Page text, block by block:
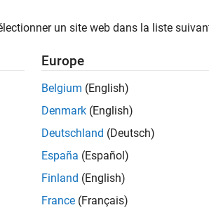
Les descriptions de poste n’ont pas
opportunités de votre région.
Senior Software Quality Engineer
Senior Software Quality Engineer
FR-Meudon| Ingénierie de la
Leverage your C/C++
un site web dans la liste
Europe
Belgium (English)
Denmark (English)
Deutschland (Deutsch)
España (Español)
Finland (English)
France (Français)